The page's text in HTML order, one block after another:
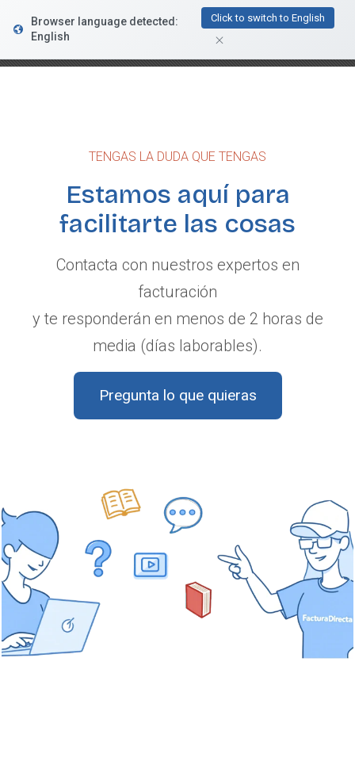
FacturaDirecta
Browser language detected:
English
Click to switch to English
TENGAS LA DUDA QUE TENGAS
Estamos aquí para
facilitarte las cosas
Contacta con nuestros expertos en
facturación
y te responderán en menos de 2 horas de
media (días laborables).
Pregunta lo que quieras